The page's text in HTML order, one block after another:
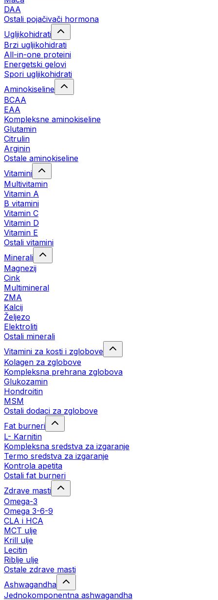
DAA
Ostali pojačivači hormona
Ugljikohidrati
Brzi ugljikohidrati
All-in-one proteini
Energetski gelovi
Spori ugljikohidrati
Aminokiseline
BCAA
EAA
Kompleksne aminokiseline
Glutamin
Citrulin
Arginin
Ostale aminokiseline
Vitamini
Multivitamin
Vitamin A
B vitamini
Vitamin C
Vitamin D
Vitamin E
Ostali vitamini
Minerali
Magnezij
Cink
Multimineral
ZMA
Kalcij
Željezo
Elektroliti
Ostali minerali
Vitamini za kosti i zglobove
Kolagen za zglobove
Kompleksna prehrana zglobova
Glukozamin
Hondroitin
MSM
Ostali dodaci za zglobove
Fat burneri
L- Karnitin
Kompleksna sredstva za izgaranje
Termo sredstva za izgaranje
Kontrola apetita
Ostali fat burneri
Zdrave masti
Omega-3
Omega 3-6-9
CLA i HCA
MCT ulje
Krill ulje
Lecitin
Riblje ulje
Ostale zdrave masti
Ashwagandha
Jednokomponentna ashwagandha